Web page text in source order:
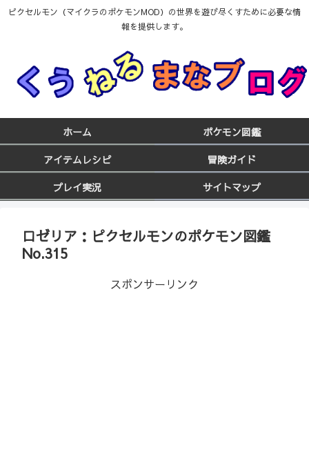
ピクセルモン（マイクラのポケモンMOD）の世界を遊び尽くすために必要な情
報を提供します。
ホーム
ポケモン図鑑
アイテムレシピ
冒険ガイド
プレイ実況
サイトマップ
ロゼリア：ピクセルモンのポケモン図鑑
No.315
スポンサーリンク